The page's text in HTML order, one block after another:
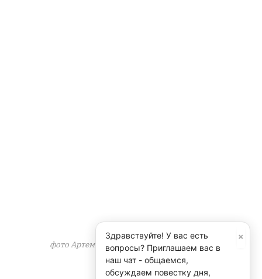
фото Артемия Георгиевича Акинфеева из
личного дела
×
Здравствуйте! У вас есть
вопросы? Приглашаем вас в
наш чат - общаемся,
обсуждаем повестку дня,